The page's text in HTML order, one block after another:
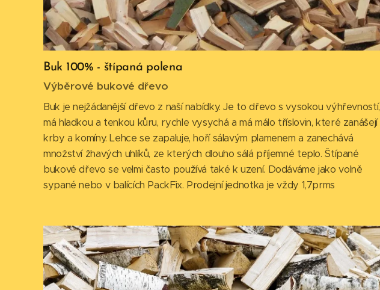
Buk 100% - štípaná polena
Výběrové bukové dřevo
Buk je nejžádanější dřevo z naší nabídky. Je to dřevo s vysokou výhřevností,
má hladkou a tenkou kůru, rychle vysychá a má málo tříslovin, které zanášejí
krby a komíny. Lehce se zapaluje, hoří sálavým plamenem a zanechává
množství žhavých uhlíků, ze kterých dlouho sálá příjemné teplo. Štípané
bukové dřevo se velmi často používá také k uzení. Dodáváme jako volně
sypané nebo v balících PackFix. Prodejní jednotka je vždy 1,7prms